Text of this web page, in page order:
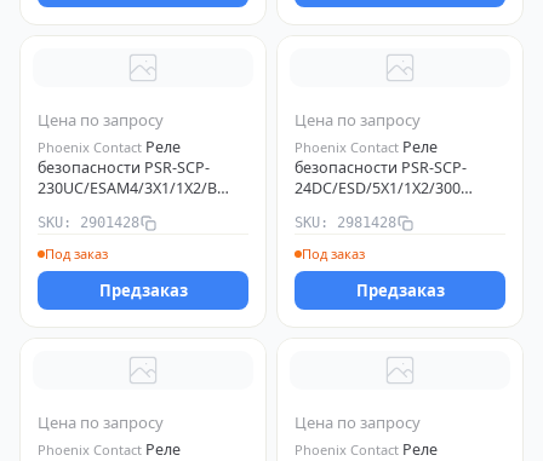
Цена по запросу
Phoenix Contact Реле
безопасности PSR-SCP-
230UC/ESAM4/3X1/1X2/B
SKU: 2901428
Под заказ
Предзаказ
Цена по запросу
Phoenix Contact Реле
безопасности PSR-SCP-
24DC/ESD/5X1/1X2/300
SKU: 2981428
Под заказ
Предзаказ
Цена по запросу
Phoenix Contact Реле
Цена по запросу
Phoenix Contact Реле